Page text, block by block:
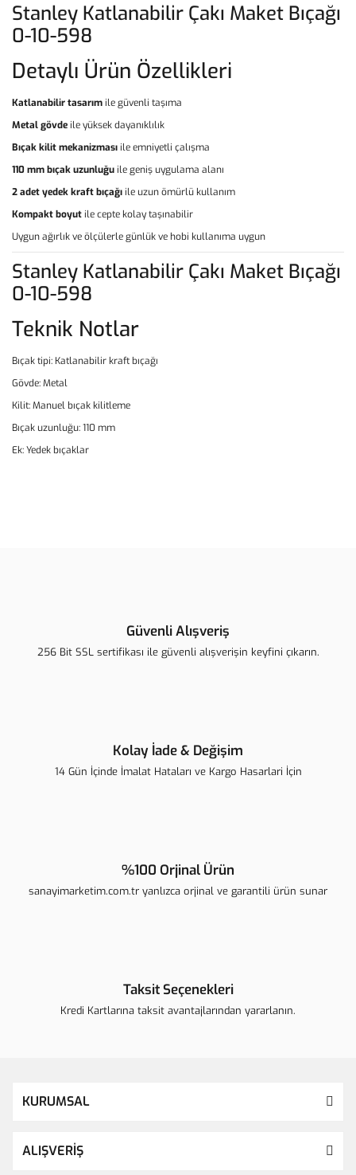
Stanley Katlanabilir Çakı Maket Bıçağı
0-10-598
Detaylı Ürün Özellikleri
Katlanabilir tasarım ile güvenli taşıma
Metal gövde ile yüksek dayanıklılık
Bıçak kilit mekanizması ile emniyetli çalışma
110 mm bıçak uzunluğu ile geniş uygulama alanı
2 adet yedek kraft bıçağı ile uzun ömürlü kullanım
Kompakt boyut ile cepte kolay taşınabilir
Uygun ağırlık ve ölçülerle günlük ve hobi kullanıma uygun
Stanley Katlanabilir Çakı Maket Bıçağı
0-10-598
Teknik Notlar
Bıçak tipi: Katlanabilir kraft bıçağı
Gövde: Metal
Kilit: Manuel bıçak kilitleme
Bıçak uzunluğu: 110 mm
Ek: Yedek bıçaklar
Ürün açıklamasında eksik bilgiler bulunuyor.
Güvenli Alışveriş
256 Bit SSL sertifikası ile güvenli alışverişin keyfini çıkarın.
Kolay İade & Değişim
14 Gün İçinde İmalat Hataları ve Kargo Hasarlari İçin
%100 Orjinal Ürün
sanayimarketim.com.tr yanlızca orjinal ve garantili ürün sunar
Taksit Seçenekleri
Kredi Kartlarına taksit avantajlarından yararlanın.
KURUMSAL
ALIŞVERİŞ